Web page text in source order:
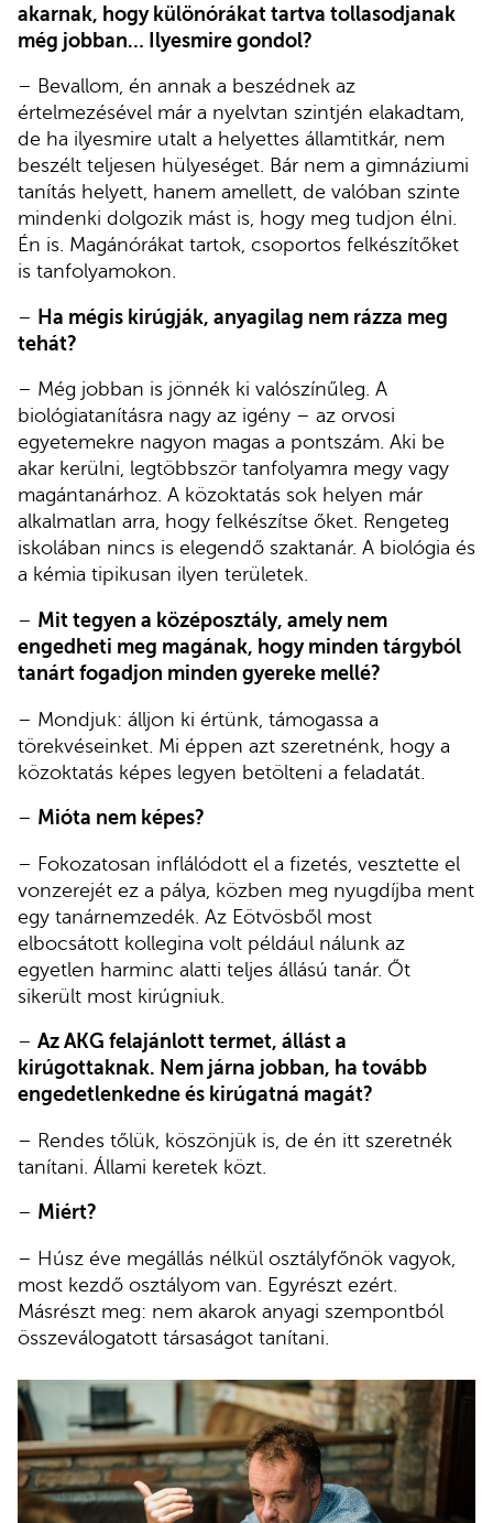
akarnak, hogy különórákat tartva tollasodjanak
még jobban… Ilyesmire gondol?
– Bevallom, én annak a beszédnek az
értelmezésével már a nyelvtan szintjén elakadtam,
de ha ilyesmire utalt a helyettes államtitkár, nem
beszélt teljesen hülyeséget. Bár nem a gimnáziumi
tanítás helyett, hanem amellett, de valóban szinte
mindenki dolgozik mást is, hogy meg tudjon élni.
Én is. Magánórákat tartok, csoportos felkészítőket
is tanfolyamokon.
– Ha mégis kirúgják, anyagilag nem rázza meg
tehát?
– Még jobban is jönnék ki valószínűleg. A
biológiatanításra nagy az igény – az orvosi
egyetemekre nagyon magas a pontszám. Aki be
akar kerülni, legtöbbször tanfolyamra megy vagy
magántanárhoz. A közoktatás sok helyen már
alkalmatlan arra, hogy felkészítse őket. Rengeteg
iskolában nincs is elegendő szaktanár. A biológia és
a kémia tipikusan ilyen területek.
– Mit tegyen a középosztály, amely nem
engedheti meg magának, hogy minden tárgyból
tanárt fogadjon minden gyereke mellé?
– Mondjuk: álljon ki értünk, támogassa a
törekvéseinket. Mi éppen azt szeretnénk, hogy a
közoktatás képes legyen betölteni a feladatát.
– Mióta nem képes?
– Fokozatosan inflálódott el a fizetés, vesztette el
vonzerejét ez a pálya, közben meg nyugdíjba ment
egy tanárnemzedék. Az Eötvösből most
elbocsátott kollegina volt például nálunk az
egyetlen harminc alatti teljes állású tanár. Őt
sikerült most kirúgniuk.
– Az AKG felajánlott termet, állást a
kirúgottaknak. Nem járna jobban, ha tovább
engedetlenkedne és kirúgatná magát?
– Rendes tőlük, köszönjük is, de én itt szeretnék
tanítani. Állami keretek közt.
– Miért?
– Húsz éve megállás nélkül osztályfőnök vagyok,
most kezdő osztályom van. Egyrészt ezért.
Másrészt meg: nem akarok anyagi szempontból
összeválogatott társaságot tanítani.